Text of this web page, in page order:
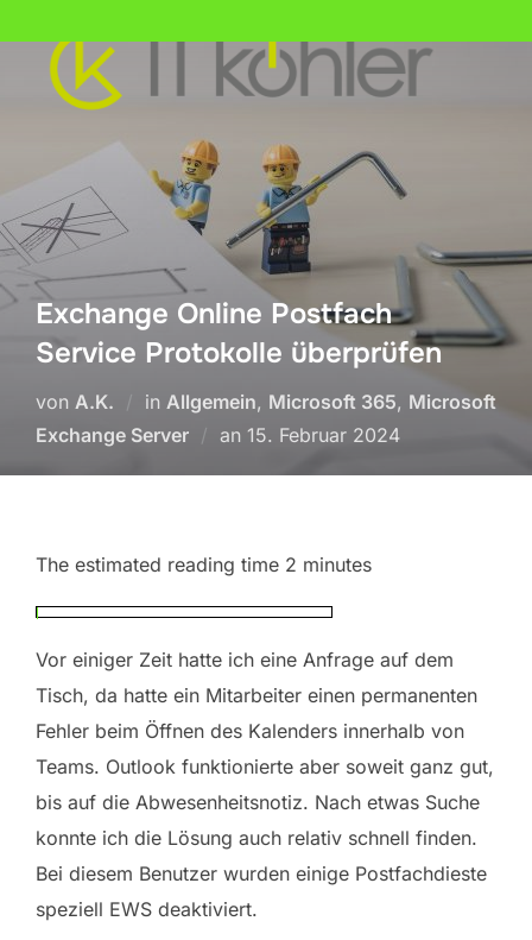
Inhalt
springen
Exchange Online Postfach
Service Protokolle überprüfen
von A.K. in Allgemein, Microsoft 365, Microsoft
Exchange Server
an Veröffentlicht
15. Februar 2024
The estimated reading time 2 minutes
Vor einiger Zeit hatte ich eine Anfrage auf dem
Tisch, da hatte ein Mitarbeiter einen permanenten
Fehler beim Öffnen des Kalenders innerhalb von
Teams. Outlook funktionierte aber soweit ganz gut,
bis auf die Abwesenheitsnotiz. Nach etwas Suche
konnte ich die Lösung auch relativ schnell finden.
Bei diesem Benutzer wurden einige Postfachdieste
speziell EWS deaktiviert.